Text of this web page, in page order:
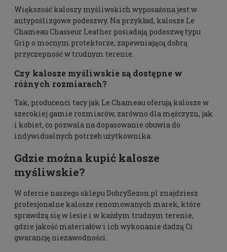
Większość kaloszy myśliwskich wyposażona jest w
antypoślizgowe podeszwy. Na przykład, kalosze Le
Chameau Chasseur Leather posiadają podeszwę typu
Grip o mocnym protektorze, zapewniającą dobrą
przyczepność w trudnym terenie.
Czy kalosze myśliwskie są dostępne w
różnych rozmiarach?
Tak, producenci tacy jak Le Chameau oferują kalosze w
szerokiej gamie rozmiarów, zarówno dla mężczyzn, jak
i kobiet, co pozwala na dopasowanie obuwia do
indywidualnych potrzeb użytkownika.
Gdzie można kupić kalosze
myśliwskie?
W ofercie naszego sklepu DobrySezon.pl znajdziesz
profesjonalne kalosze renomowanych marek, które
sprawdzą się w lesie i w każdym trudnym terenie,
gdzie jakość materiałów i ich wykonanie dadzą Ci
gwarancję niezawodności.